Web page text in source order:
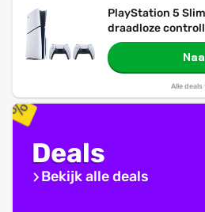
PlayStation 5
draadloze
Alle deals
Deals
Bekijk alle deals